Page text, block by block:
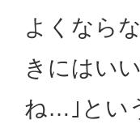
よくなら
きにはい
ね…｣とい